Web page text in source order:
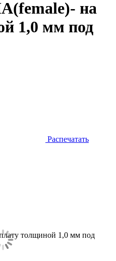
на
1,0 мм под
Распечатать